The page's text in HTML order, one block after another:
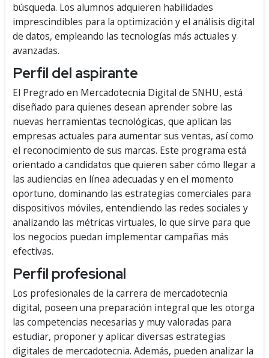
búsqueda. Los alumnos adquieren habilidades
imprescindibles para la optimización y el análisis digital
de datos, empleando las tecnologías más actuales y
avanzadas.
Perfil del aspirante
El Pregrado en Mercadotecnia Digital de SNHU, está
diseñado para quienes desean aprender sobre las
nuevas herramientas tecnológicas, que aplican las
empresas actuales para aumentar sus ventas, así como
el reconocimiento de sus marcas. Este programa está
orientado a candidatos que quieren saber cómo llegar a
las audiencias en línea adecuadas y en el momento
oportuno, dominando las estrategias comerciales para
dispositivos móviles, entendiendo las redes sociales y
analizando las métricas virtuales, lo que sirve para que
los negocios puedan implementar campañas más
efectivas.
Perfil profesional
Los profesionales de la carrera de mercadotecnia
digital, poseen una preparación integral que les otorga
las competencias necesarias y muy valoradas para
estudiar, proponer y aplicar diversas estrategias
digitales de mercadotecnia. Además, pueden analizar la